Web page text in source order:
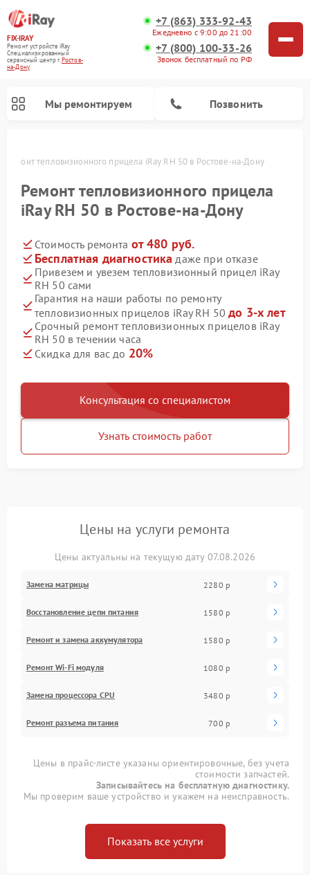
FIX-IRAY
Ремонт устройств iRay
Специализированный
cервисный центр г.Ростов-
на-Дону
+7 (863) 333-92-43
Ежедневно с 9:00 до 21:00
+7 (800) 100-33-26
Звонок бесплатный по РФ
Мы ремонтируем Позвонить
Ремонт тепловизионного прицела iRay RH 50 в Ростове-на-Дону
Ремонт тепловизионного прицела
iRay RH 50 в Ростове-на-Дону
Стоимость ремонта от 480 руб.
Бесплатная диагностика даже при отказе
Привезем и увезем тепловизионный прицел iRay
RH 50 сами
Гарантия на наши работы по ремонту
тепловизионных прицелов iRay RH 50до 3-х лет
Срочный ремонт тепловизионных прицелов iRay
RH 50 в течении часа
Скидка для вас до 20%
Консультация со специалистом
Узнать стоимость работ
Цены на услуги ремонта
Цены актуальны на текущую дату 07.08.2026
Замена матрицы 2280 р
Восстановление цепи питания 1580 р
Ремонт и замена аккумулятора 1580 р
Ремонт Wi-Fi модуля 1080 р
Замена процессора CPU 3480 р
Ремонт разъема питания 700 р
Цены в прайс-листе указаны ориентировочные, без учета
стоимости запчастей.
Записывайтесь на бесплатную диагностику.
Мы проверим ваше устройство и укажем на неисправность.
Показать все услуги